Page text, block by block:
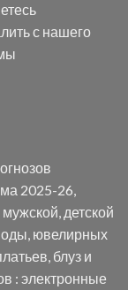
с нашего
2025-26,
детской
ювелирных
блуз и
: электронные